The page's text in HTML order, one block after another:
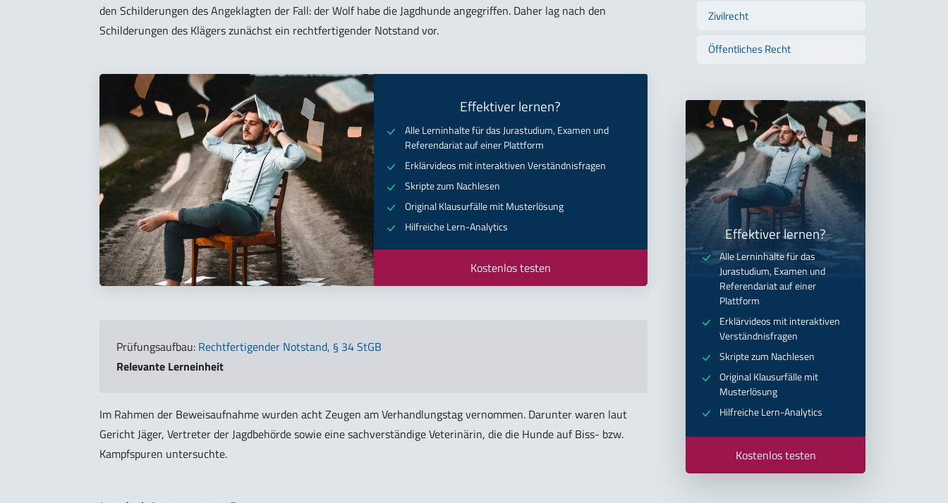
den Schilderungen des Angeklagten der Fall: der Wolf habe die Jagdhunde angegriffen. Daher lag nach den
Schilderungen des Klägers zunächst ein rechtfertigender Notstand vor.
Effektiver lernen?
Alle Lerninhalte für das Jurastudium, Examen und
Referendariat auf einer Plattform
Erklärvideos mit interaktiven Verständnisfragen
Skripte zum Nachlesen
Original Klausurfälle mit Musterlösung
Hilfreiche Lern-Analytics
Kostenlos testen
Prüfungsaufbau: Rechtfertigender Notstand, § 34 StGB
Relevante Lerneinheit
Im Rahmen der Beweisaufnahme wurden acht Zeugen am Verhandlungstag vernommen. Darunter waren laut
Gericht Jäger, Vertreter der Jagdbehörde sowie eine sachverständige Veterinärin, die die Hunde auf Biss- bzw.
Kampfspuren untersuchte.
Zivilrecht
Öffentliches Recht
Effektiver lernen?
Alle Lerninhalte für das
Jurastudium, Examen und
Referendariat auf einer
Plattform
Erklärvideos mit interaktiven
Verständnisfragen
Skripte zum Nachlesen
Original Klausurfälle mit
Musterlösung
Hilfreiche Lern-Analytics
Kostenlos testen